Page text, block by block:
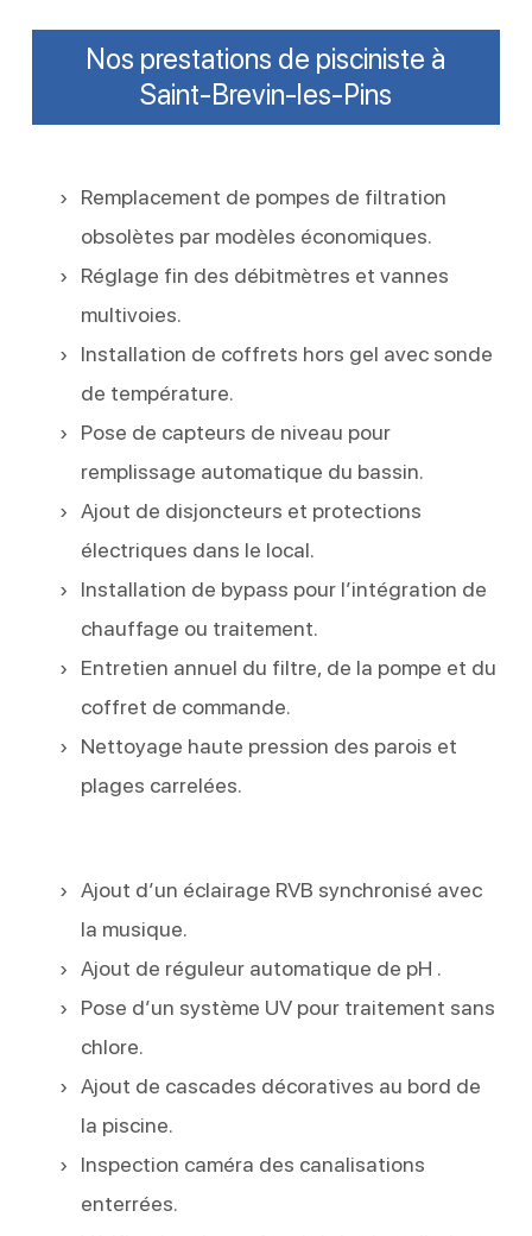
Nos prestations de pisciniste à
Saint-Brevin-les-Pins
Remplacement de pompes de filtration
obsolètes par modèles économiques.
Réglage fin des débitmètres et vannes
multivoies.
Installation de coffrets hors gel avec sonde
de température.
Pose de capteurs de niveau pour
remplissage automatique du bassin.
Ajout de disjoncteurs et protections
électriques dans le local.
Installation de bypass pour l’intégration de
chauffage ou traitement.
Entretien annuel du filtre, de la pompe et du
coffret de commande.
Nettoyage haute pression des parois et
plages carrelées.
Ajout d’un éclairage RVB synchronisé avec
la musique.
Ajout de réguleur automatique de pH .
Pose d’un système UV pour traitement sans
chlore.
Ajout de cascades décoratives au bord de
la piscine.
Inspection caméra des canalisations
enterrées.